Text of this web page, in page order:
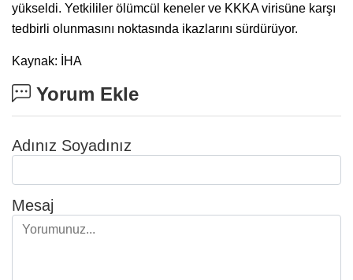
yükseldi. Yetkililer ölümcül keneler ve KKKA virisüne karşı
tedbirli olunmasını noktasında ikazlarını sürdürüyor.
Kaynak: İHA
Yorum Ekle
Adınız Soyadınız
Mesaj